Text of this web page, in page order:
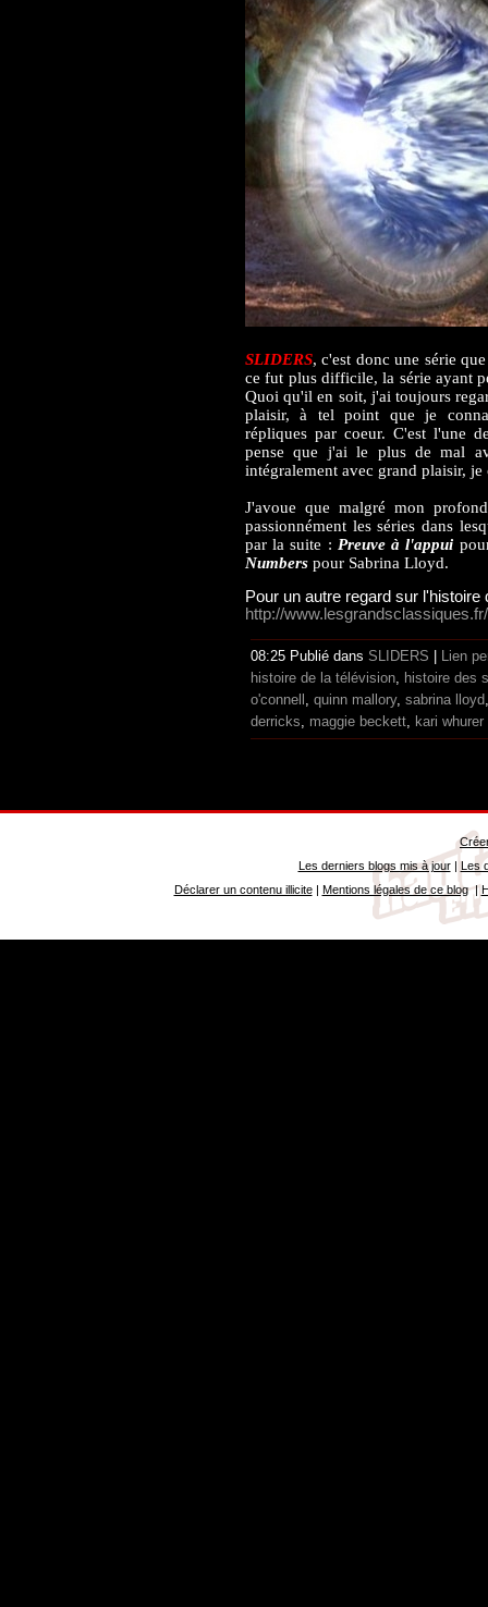
SLIDERS, c'est donc une série
ce fut plus difficile, la série ayant
Quoi qu'il en soit, j'ai toujours
plaisir, à tel point que je
répliques par coeur. C'est l'une
pense que j'ai le plus de mal
intégralement avec grand plaisir, je
J'avoue que malgré mon
passionnément les séries dans
par la suite : Preuve à l'appui
Numbers pour Sabrina Lloyd.
Pour un autre regard sur l'histoire
http://
08:25 Publié dans SLIDERS
Lien
histoire de la télévision, histoire des
o'connell , quinn mallory, sabrina lloyd
derricks, maggie beckett, kari whurer
Les derniers blogs mis à jour| Les
Déclarer un contenu illicite| Mentions légales de ce blog|